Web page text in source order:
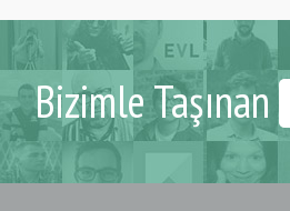
Bizimle Taşınan